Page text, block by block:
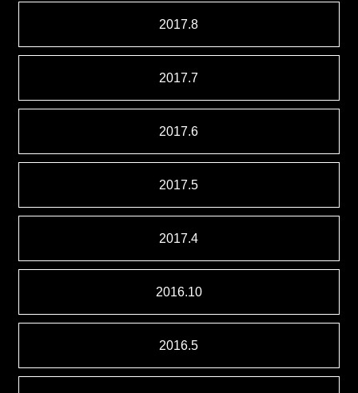
2017.8
2017.7
2017.6
2017.5
2017.4
2016.10
2016.5